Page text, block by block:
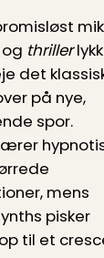
thriller
det
på nye,
spor.
mens
pisker
til et